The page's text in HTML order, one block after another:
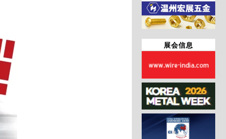
展会信息